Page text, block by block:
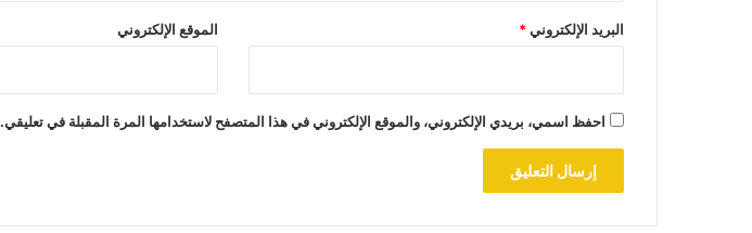
البريد الإلكتروني* الموقع الإلكتروني
احفظ اسمي، بريدي الإلكتروني، والموقع الإلكتروني في هذا المتصفح لاستخدامها المرة المقبلة في تعليقي.